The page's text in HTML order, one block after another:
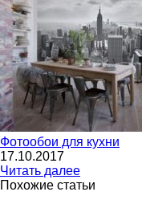
Фотообои для кухни
17.10.2017
Читать далее
Похожие статьи